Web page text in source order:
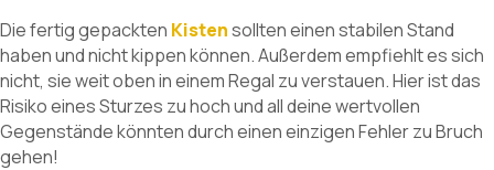
Die fertig gepackten Kistensollten einen stabilen Stand
haben und nicht kippen können. Außerdem empfiehlt es sich
nicht, sie weit oben in einem Regal zu verstauen. Hier ist das
Risiko eines Sturzes zu hoch und all deine wertvollen
Gegenstände könnten durch einen einzigen Fehler zu Bruch
gehen!